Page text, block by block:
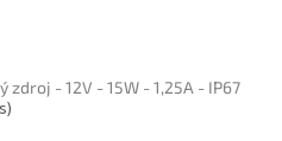
zdroj - 12V - 15W - 1,25A - IP67